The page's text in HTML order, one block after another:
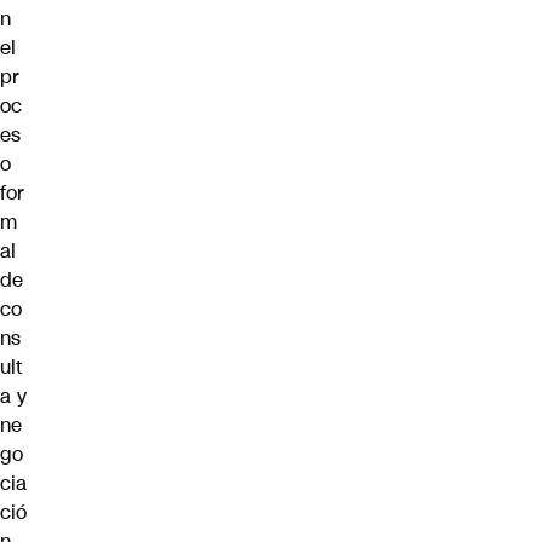
n
el
pr
oc
es
o
for
m
al
de
co
ns
ult
a y
ne
go
cia
ció